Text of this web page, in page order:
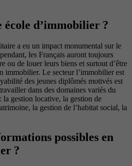
école d’immobilier ?
a eu un impact monumental sur le
les Français auront toujours
ou de louer leurs biens et surtout d’être
immobilier. Le secteur l’immobilier est
des jeunes diplômés motivés est
dans des domaines variés du
gestion locative, la gestion de
la gestion de l’habitat social, la
possibles en
?